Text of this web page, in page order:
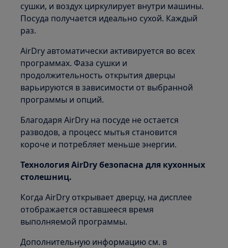
сушки, и воздух циркулирует внутри машины.
Посуда получается идеально сухой. Каждый
раз.
AirDry автоматически активируется во всех
программах. Фаза сушки и
продолжительность открытия дверцы
варьируются в зависимости от выбранной
программы и опций.
Благодаря AirDry на посуде не остается
разводов, а процесс мытья становится
короче и потребляет меньше энергии.
Технология AirDry безопасна для кухонных
столешниц.
Когда AirDry открывает дверцу, на дисплее
отображается оставшееся время
выполняемой программы.
Дополнительную информацию см. в